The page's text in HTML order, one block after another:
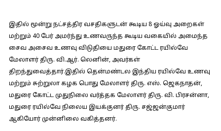
இதில் மூன்று நட்சத்திர வசதிகளுடன் கூடிய 8 ஓய்வு அறைகள்
மற்றும் 40 பேர் அமர்ந்து உணவருந்த கூடிய வகையில் அமைந்த
சைவ அசைவ உணவு விடுதியை மதுரை கோட்ட ரயில்வே
மேலாளர் திரு. வி.ஆர். லெனின், அவர்கள்
திறந்துவைத்தார்.இதில் தென்மண்டல இந்திய ரயில்வே உணவு
மற்றும் சுற்றுலா கழக பொது மேலாளர் திரு. எஸ். ஜெகநாதன்,
மதுரை கோட்ட முதுநிலை வர்த்தக மேலாளர் திரு. வி. பிரசன்னா,
மதுரை ரயில்வே நிலைய இயக்குனர் திரு. சஜ்ஜன்குமார்
ஆகியோர் முன்னிலை வகித்தனர்.